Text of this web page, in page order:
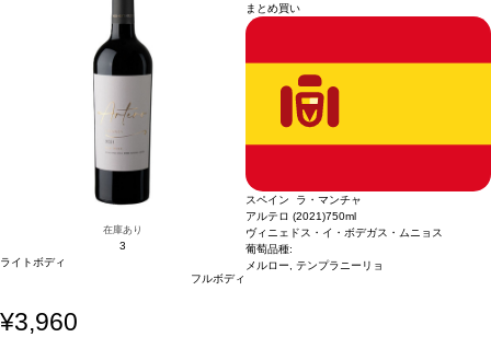
されます、ご了承ください。
在庫あり
3
ライトボディ
フルボディ
まとめ買い
スペイン ラ・マンチャ
アルテロ (2021)750ml
ヴィニェドス・イ・ボデガス・ムニョス
葡萄品種:
メルロー, テンプラニーリョ
¥3,960